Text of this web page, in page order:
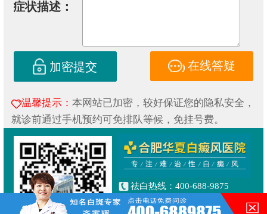
症状描述：
加密提交 在线答疑
温馨提示： 本网站已加密，较好保证您的隐私安全，
就诊前通过手机预约可免排队等候，免挂号费。
祛白热线：400-688-9875
健康专线：130-0306-3616
合肥市铜陵路与合裕路交叉口